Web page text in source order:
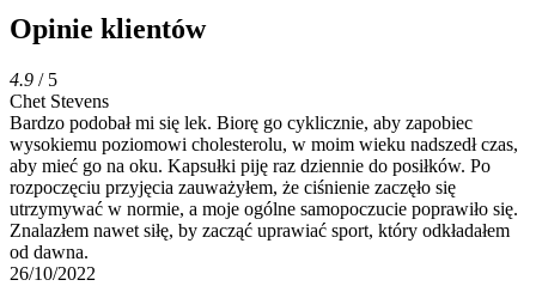
Opinie klientów
4.9 / 5
Chet Stevens
Bardzo podobał mi się lek. Biorę go cyklicznie, aby zapobiec
wysokiemu poziomowi cholesterolu, w moim wieku nadszedł czas,
aby mieć go na oku. Kapsułki piję raz dziennie do posiłków. Po
rozpoczęciu przyjęcia zauważyłem, że ciśnienie zaczęło się
utrzymywać w normie, a moje ogólne samopoczucie poprawiło się.
Znalazłem nawet siłę, by zacząć uprawiać sport, który odkładałem
od dawna.
26/10/2022